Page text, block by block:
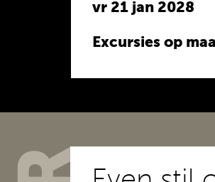
vr 21 jan 2028
Excursies op